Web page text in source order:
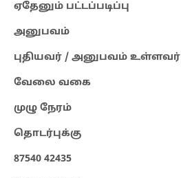
ஏதேனும் பட்டப்படிப்பு
அனுபவம்
புதியவர் / அனுபவம் உள்ளவர்
வேலை வகை
முழு நேரம்
தொடர்புக்கு
87540 42435